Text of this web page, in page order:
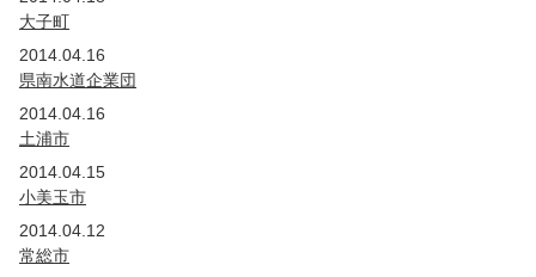
大子町
2014.04.16
県南水道企業団
2014.04.16
土浦市
2014.04.15
小美玉市
2014.04.12
常総市